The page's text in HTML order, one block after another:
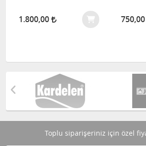
1.800,00 750,00
Toplu siparişeriniz için özel